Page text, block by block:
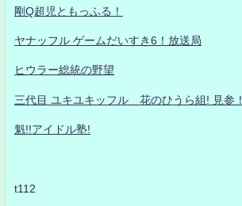
剛Q超児ともっふる！
ヤナッフル ゲームだいすき6！放送局
ヒウラー総統の野望
三代目 ユキユキッフル 花のひうら組! 見参！
魁!!アイドル塾!
t112